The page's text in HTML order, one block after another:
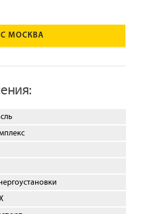
МОСКВА